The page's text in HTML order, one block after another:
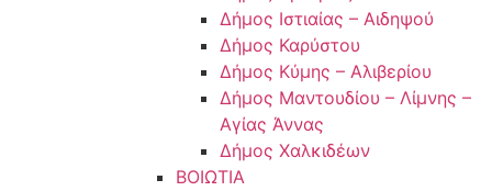
Δήμος Ιστιαίας – Αιδηψού
Δήμος Καρύστου
Δήμος Κύμης – Αλιβερίου
Δήμος Μαντουδίου – Λίμνης –
Αγίας Άννας
Δήμος Χαλκιδέων
ΒΟΙΩΤΙΑ